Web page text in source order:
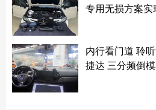
专用无损方案实
内行看门道 聆
捷达 三分频倒